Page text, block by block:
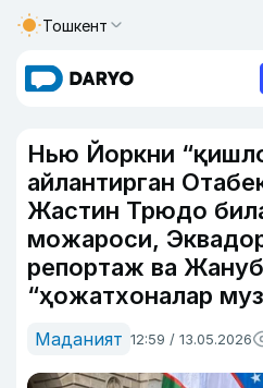
Тошкент
Нью Йоркни
айлантирган
Жастин Трюдо
можароси,
репортаж ва
“ҳожатхоналар
Маданият 12:59 / 13.05.2026